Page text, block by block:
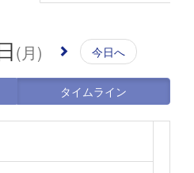
(月) 今日へ
タイムライン